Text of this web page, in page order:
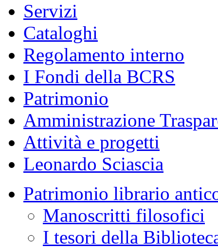
Servizi
Cataloghi
Regolamento interno
I Fondi della BCRS
Patrimonio
Amministrazione
Attività e progetti
Leonardo Sciascia
Patrimonio librario
Manoscritti filosofici
I tesori della